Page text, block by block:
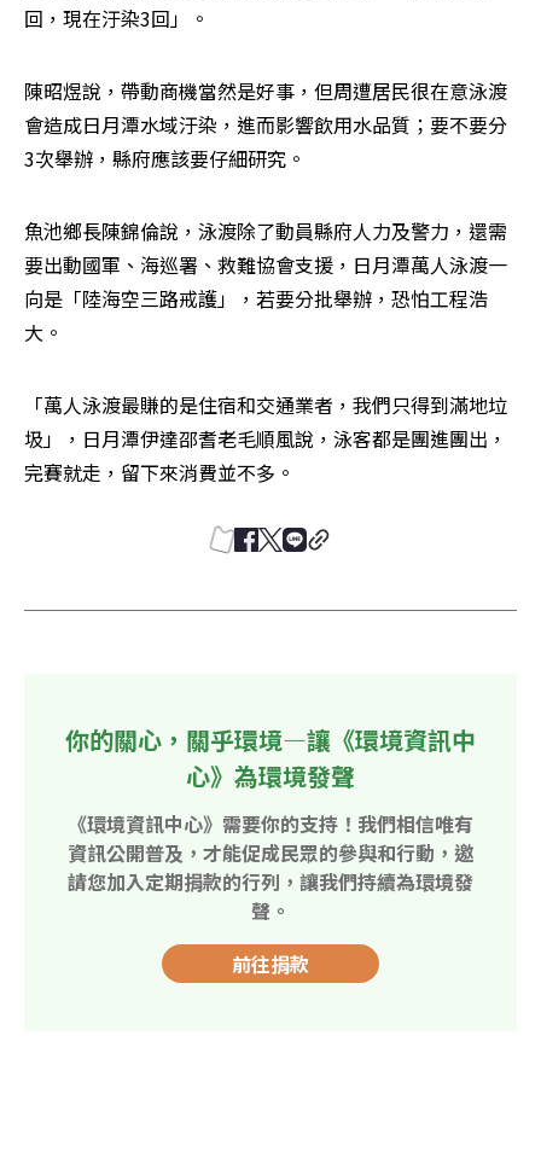
回，現在汙染3回」。
陳昭煜說，帶動商機當然是好事，但周遭居民很在意泳渡
會造成日月潭水域汙染，進而影響飲用水品質；要不要分
3次舉辦，縣府應該要仔細研究。
魚池鄉長陳錦倫說，泳渡除了動員縣府人力及警力，還需
要出動國軍、海巡署、救難協會支援，日月潭萬人泳渡一
向是「陸海空三路戒護」，若要分批舉辦，恐怕工程浩
大。
「萬人泳渡最賺的是住宿和交通業者，我們只得到滿地垃
圾」，日月潭伊達邵耆老毛順風說，泳客都是團進團出，
完賽就走，留下來消費並不多。
你的關心，關乎環境—讓《環境資訊中
心》為環境發聲
《環境資訊中心》需要你的支持！我們相信唯有
資訊公開普及，才能促成民眾的參與和行動，邀
請您加入定期捐款的行列，讓我們持續為環境發
聲。
前往捐款